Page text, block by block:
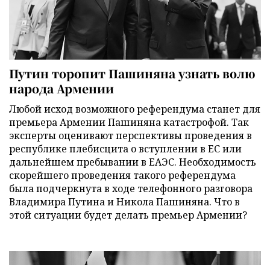
Путин торопит Пашиняна узнать волю
народа Армении
Любой исход возможного референдума станет для
премьера Армении Пашиняна катастрофой. Так
эксперты оценивают перспективы проведения в
республике плебисцита о вступлении в ЕС или
дальнейшем пребывании в ЕАЭС. Необходимость
скорейшего проведения такого референдума
была подчеркнута в ходе телефонного разговора
Владимира Путина и Никола Пашиняна. Что в
этой ситуации будет делать премьер Армении?